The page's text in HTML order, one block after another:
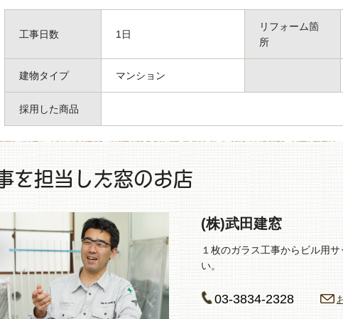
工事日数 1日
リフォーム箇
所
建物タイプ マンション
採用した商品
を担当した窓のお店
(株)武田建窓
１枚のガラス工事からビル用
い。
03-3834-2328